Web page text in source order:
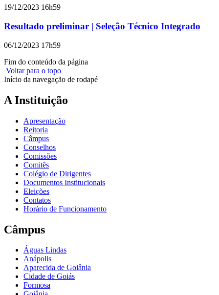
19/12/2023 16h59
Resultado preliminar | Seleção Técnico Integrado
06/12/2023 17h59
Fim do conteúdo da página
Voltar para o topo
Início da navegação de rodapé
A Instituição
Apresentação
Reitoria
Câmpus
Conselhos
Comissões
Comitês
Colégio de Dirigentes
Documentos Institucionais
Eleições
Contatos
Horário de Funcionamento
Câmpus
Águas Lindas
Anápolis
Aparecida de Goiânia
Cidade de Goiás
Formosa